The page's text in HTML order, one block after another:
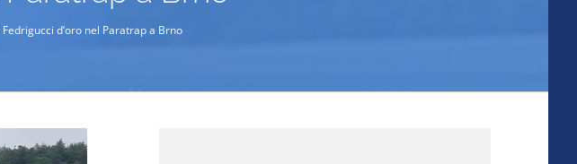
Fedrigucci d’oro nel Paratrap a Brno